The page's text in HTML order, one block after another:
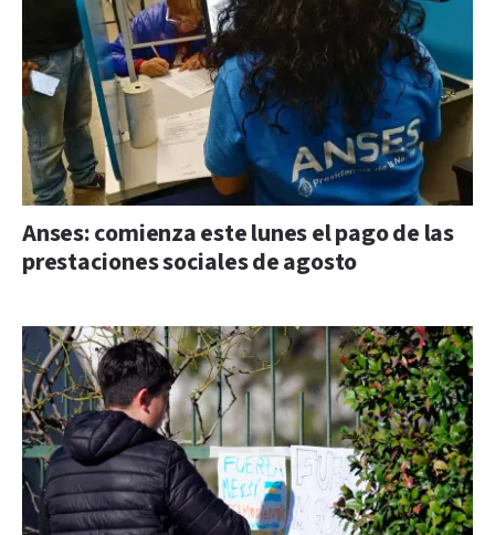
Anses: comienza este lunes el pago de las
prestaciones sociales de agosto